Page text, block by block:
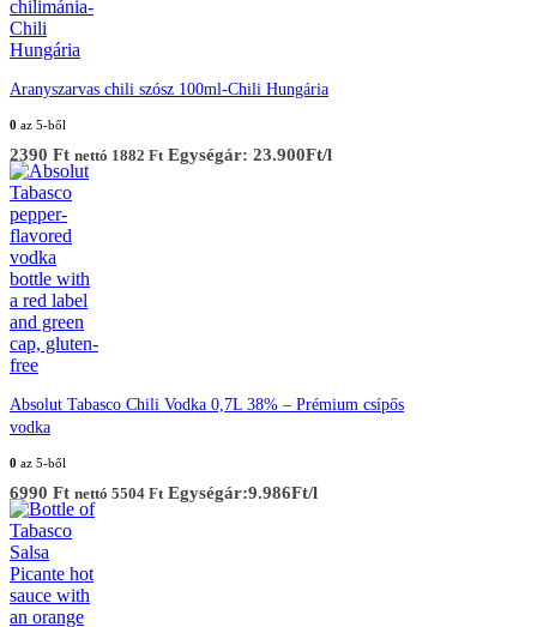
Aranyszarvas chili szósz 100ml-Chili Hungária
0 az 5-ből
2390 Ft nettó 1882 Ft Egységár: 23.900Ft/l
Absolut Tabasco Chili Vodka 0,7L 38% – Prémium csípős
vodka
0 az 5-ből
6990 Ft nettó 5504 Ft Egységár:9.986Ft/l